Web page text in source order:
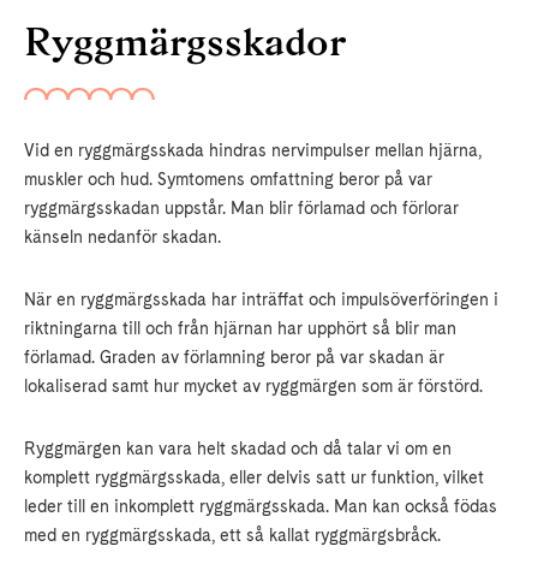
Ryggmärgsskador
Vid en ryggmärgsskada hindras nervimpulser mellan hjärna,
muskler och hud. Symtomens omfattning beror på var
ryggmärgsskadan uppstår. Man blir förlamad och förlorar
känseln nedanför skadan.
När en ryggmärgsskada har inträffat och impulsöverföringen i
riktningarna till och från hjärnan har upphört så blir man
förlamad. Graden av förlamning beror på var skadan är
lokaliserad samt hur mycket av ryggmärgen som är förstörd.
Ryggmärgen kan vara helt skadad och då talar vi om en
komplett ryggmärgsskada, eller delvis satt ur funktion, vilket
leder till en inkomplett ryggmärgsskada. Man kan också födas
med en ryggmärgsskada, ett så kallat ryggmärgsbråck.